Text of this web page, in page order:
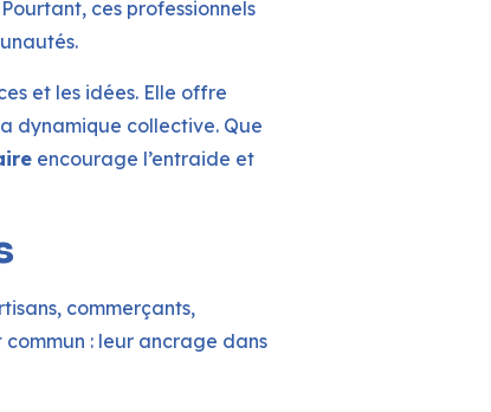
ces professionnels
et les idées. Elle offre
dynamique collective. Que
encourage l’entraide et
commerçants,
: leur ancrage dans